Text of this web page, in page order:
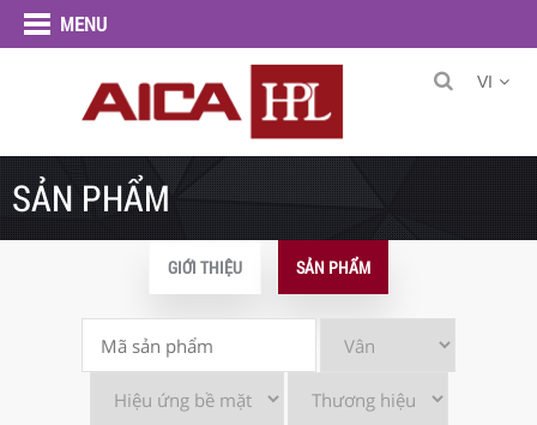
MENU
VI
SẢN PHẨM
GIỚI THIỆU SẢN PHẨM